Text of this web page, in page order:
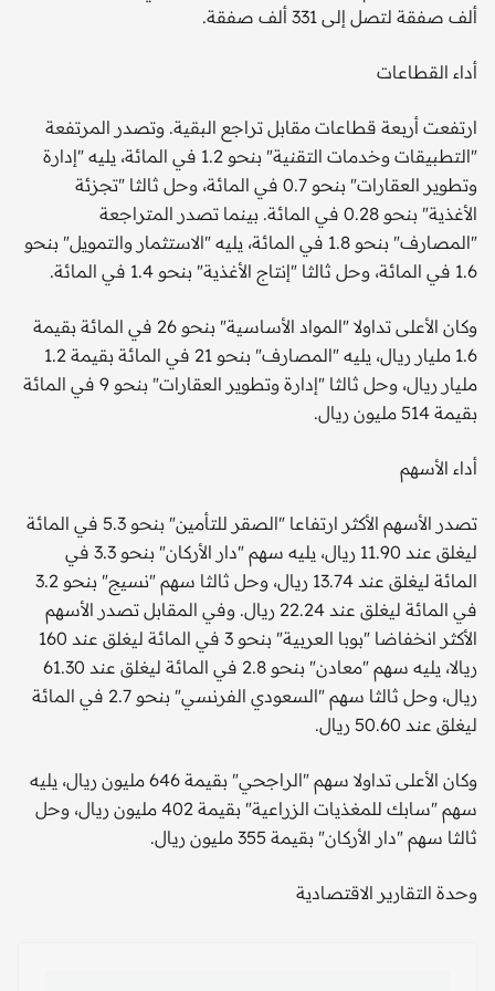
ألف صفقة لتصل إلى 331 ألف صفقة.
أداء القطاعات
ارتفعت أربعة قطاعات مقابل تراجع البقية. وتصدر المرتفعة
"التطبيقات وخدمات التقنية" بنحو 1.2 في المائة، يليه "إدارة
وتطوير العقارات" بنحو 0.7 في المائة، وحل ثالثا "تجزئة
الأغذية" بنحو 0.28 في المائة. بينما تصدر المتراجعة
"المصارف" بنحو 1.8 في المائة، يليه "الاستثمار والتمويل" بنحو
1.6 في المائة، وحل ثالثا "إنتاج الأغذية" بنحو 1.4 في المائة.
وكان الأعلى تداولا "المواد الأساسية" بنحو 26 في المائة بقيمة
1.6 مليار ريال، يليه "المصارف" بنحو 21 في المائة بقيمة 1.2
مليار ريال، وحل ثالثا "إدارة وتطوير العقارات" بنحو 9 في المائة
بقيمة 514 مليون ريال.
أداء الأسهم
تصدر الأسهم الأكثر ارتفاعا "الصقر للتأمين" بنحو 5.3 في المائة
ليغلق عند 11.90 ريال، يليه سهم "دار الأركان" بنحو 3.3 في
المائة ليغلق عند 13.74 ريال، وحل ثالثا سهم "نسيج" بنحو 3.2
في المائة ليغلق عند 22.24 ريال. وفي المقابل تصدر الأسهم
الأكثر انخفاضا "بوبا العربية" بنحو 3 في المائة ليغلق عند 160
ريالا، يليه سهم "معادن" بنحو 2.8 في المائة ليغلق عند 61.30
ريال، وحل ثالثا سهم "السعودي الفرنسي" بنحو 2.7 في المائة
ليغلق عند 50.60 ريال.
وكان الأعلى تداولا سهم "الراجحي" بقيمة 646 مليون ريال، يليه
سهم "سابك للمغذيات الزراعية" بقيمة 402 مليون ريال، وحل
ثالثا سهم "دار الأركان" بقيمة 355 مليون ريال.
وحدة التقارير الاقتصادية